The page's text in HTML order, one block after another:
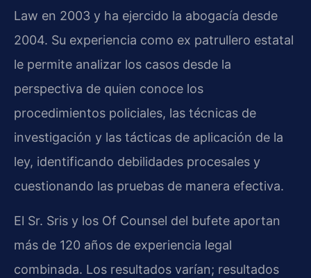
Law en 2003 y ha ejercido la abogacía desde
2004. Su experiencia como ex patrullero estatal
le permite analizar los casos desde la
perspectiva de quien conoce los
procedimientos policiales, las técnicas de
investigación y las tácticas de aplicación de la
ley, identificando debilidades procesales y
cuestionando las pruebas de manera efectiva.
El Sr. Sris y los Of Counsel del bufete aportan
más de 120 años de experiencia legal
combinada. Los resultados varían; resultados